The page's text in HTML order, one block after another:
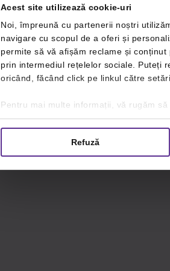
Acest site utilizează cookie-uri
Noi, împreună cu partenerii noștri
navigare cu scopul de a oferi și
permite să vă afișăm reclame și
prin intermediul rețelelor sociale. Puteți
oricând, făcând click pe linkul către
Pentru mai multe informații, vă rugăm
Refuză